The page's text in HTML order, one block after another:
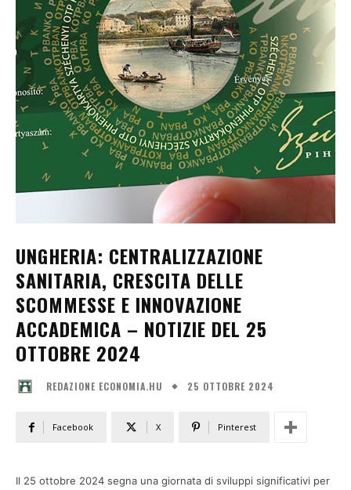
UNGHERIA: CENTRALIZZAZIONE
SANITARIA, CRESCITA DELLE
SCOMMESSE E INNOVAZIONE
ACCADEMICA – NOTIZIE DEL 25
OTTOBRE 2024
REDAZIONE ECONOMIA.HU 25 OTTOBRE 2024
Facebook X Pinterest
Il 25 ottobre 2024 segna una giornata di sviluppi significativi per